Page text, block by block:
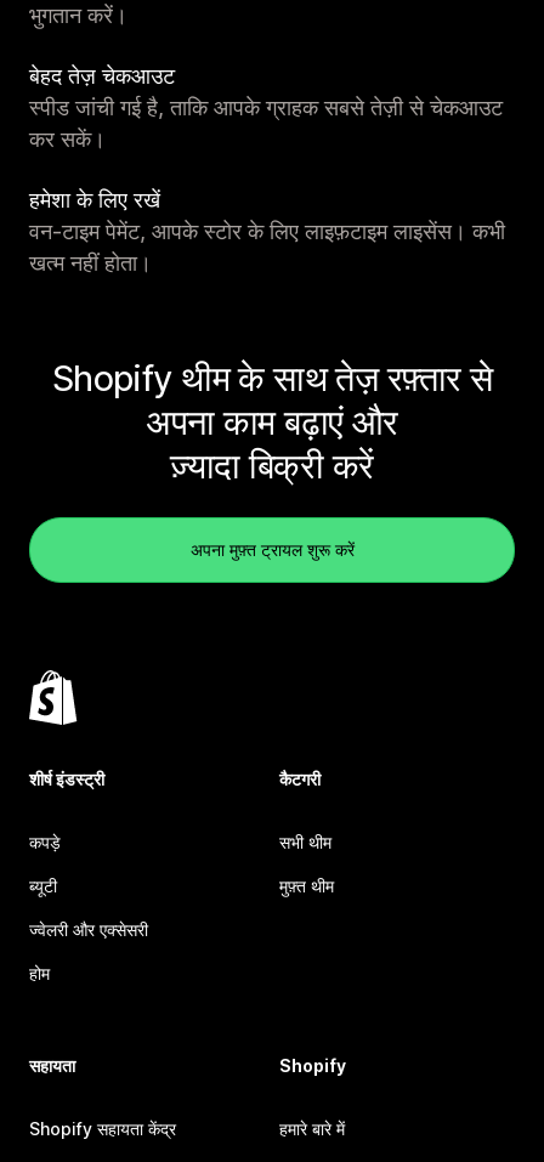
भुगतान करें।
बेहद तेज़ चेकआउट
स्पीड जांची गई है, ताकि आपके ग्राहक सबसे तेज़ी से चेकआउट
कर सकें।
हमेशा के लिए रखें
वन-टाइम पेमेंट, आपके स्टोर के लिए लाइफ़टाइम लाइसेंस। कभी
खत्म नहीं होता।
Shopify थीम के साथ तेज़ रफ़्तार से
अपना काम बढ़ाएं और
ज़्यादा बिक्री करें
अपना मुफ़्त ट्रायल शुरू करें
शीर्ष इंडस्ट्री
कपड़े
ब्यूटी
ज्वेलरी और एक्सेसरी
होम
कैटगरी
सभी थीम
मुफ़्त थीम
सहायता
Shopify सहायता केंद्र
Shopify
हमारे बारे में